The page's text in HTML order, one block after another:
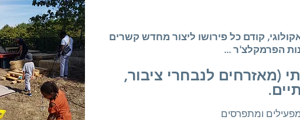
של המאה ה -21, יישום כלים למעבר אקולוגי, קודם כל פירושו ליצור מחדש קשרים
הפרמקלצ'ר ...
(מאזרחים לנבחרי ציבור,
ומתפרסים